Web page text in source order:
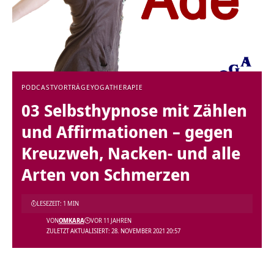
PODCASTVORTRÄGEYOGATHERAPIE
03 Selbsthypnose mit Zählen
und Affirmationen – gegen
Kreuzweh, Nacken- und alle
Arten von Schmerzen
ZULETZT AKTUALISIERT: 28. NOVEMBER 2021 20:57
VONOMKARA VOR 11 JAHREN
LESEZEIT: 1 MIN